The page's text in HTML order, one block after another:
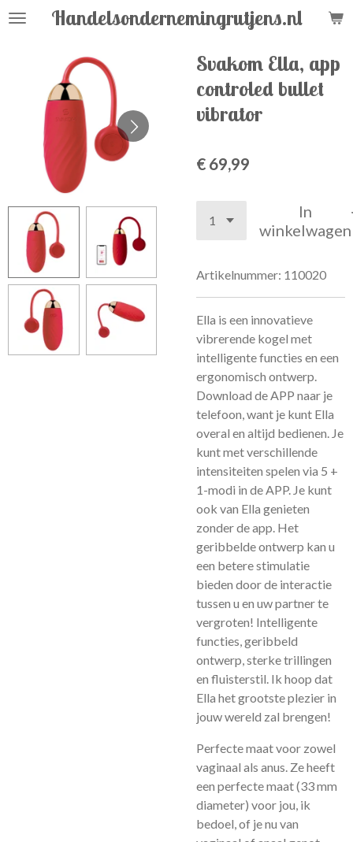
Ga
hoofdinhoud
Handelsondernemingrutjens.nl
Svakom Ella, app
controled bullet
vibrator
€ 69,99
In
winkelwagen
Artikelnummer: 110020
Ella is een innovatieve
vibrerende kogel met
intelligente functies en een
ergonomisch ontwerp.
Download de APP naar je
telefoon, want je kunt Ella
overal en altijd bedienen. Je
kunt met verschillende
intensiteiten spelen via 5 +
1-modi in de APP. Je kunt
ook van Ella genieten
zonder de app. Het
geribbelde ontwerp kan u
een betere stimulatie
bieden door de interactie
tussen u en uw partner te
vergroten! Intelligente
functies, geribbeld
ontwerp, sterke trillingen
en fluisterstil. Ik hoop dat
Ella het grootste plezier in
jouw wereld zal brengen!
Perfecte maat voor zowel
vaginaal als anus. Ze heeft
een perfecte maat (33 mm
diameter) voor jou, ik
bedoel, of je nu van